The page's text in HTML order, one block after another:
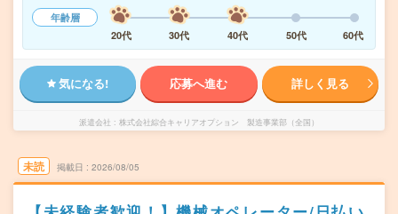
年齢層
20代
30代 40代 50代 60代
気になる! 応募へ進む 詳しく見る
派遣会社 株式会社綜合キャリアオプション 製造事業部（全国）
未読 掲載日 2026/08/05